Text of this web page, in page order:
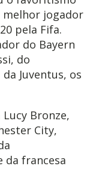
jogador
pela Fifa.
do Bayern
do
Juventus, os
Bronze,
City,
da francesa